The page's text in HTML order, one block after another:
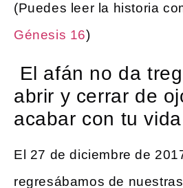
(Puedes leer la historia
Génesis 16)
El afán no da
abrir y cerrar de
acabar con tu
El 27 de diciembre de
regresábamos de